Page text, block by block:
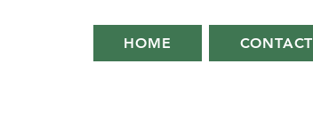
HOME CONTACT